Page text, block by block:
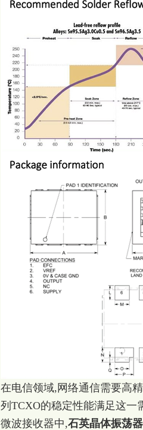
在电信领域,网络通信需要高
列TCXO的稳定性能满足这一
微波接收器中,石英晶体振荡器